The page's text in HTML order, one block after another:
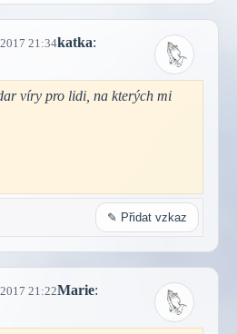
21:34katka:
víry pro lidi, na kterých mi
✎ Přidat vzkaz
21:22Marie: